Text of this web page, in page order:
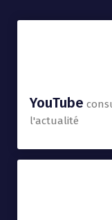
YouTube
l'actualité